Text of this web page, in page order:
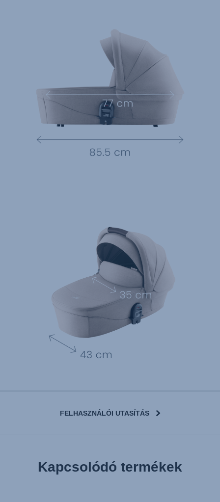
FELHASZNÁLÓI UTASÍTÁS
Gebrauchsanleitung (Deutsch)
Kapcsolódó termékek